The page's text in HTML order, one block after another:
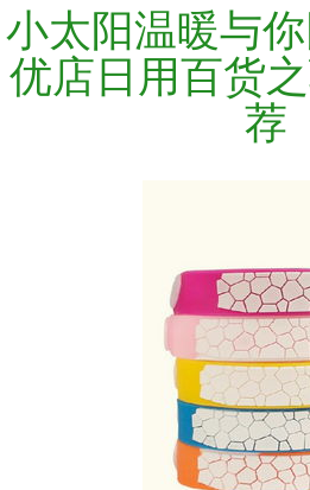
小太阳温暖与
优店日用百货
荐